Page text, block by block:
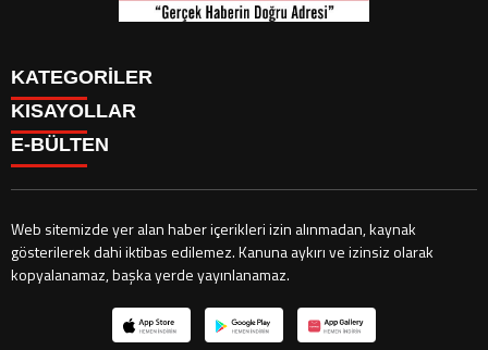
KATEGORİLER
GÜNDEM
SİYASET
CANLI BORSA
HİSSELER
PARİTELER
SPOR
CANLI SONUÇLAR
KISAYOLLAR
GÜNDEM
SİYASET
CANLI BORSA
HİSSELER
E-BÜLTEN
yeniturgutlu.come-bültenine abone olarak, tarafınıza haber, duyuru
ve kampanya içerikli e-postaların gönderilmesini kabul etmiş olursunuz.
Web sitemizde yer alan haber içerikleri izin alınmadan, kaynak
gösterilerek dahi iktibas edilemez. Kanuna aykırı ve izinsiz olarak
kopyalanamaz, başka yerde yayınlanamaz.